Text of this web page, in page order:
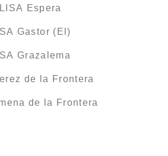
Espera
Gastor (El)
Grazalema
de la Frontera
de la Frontera